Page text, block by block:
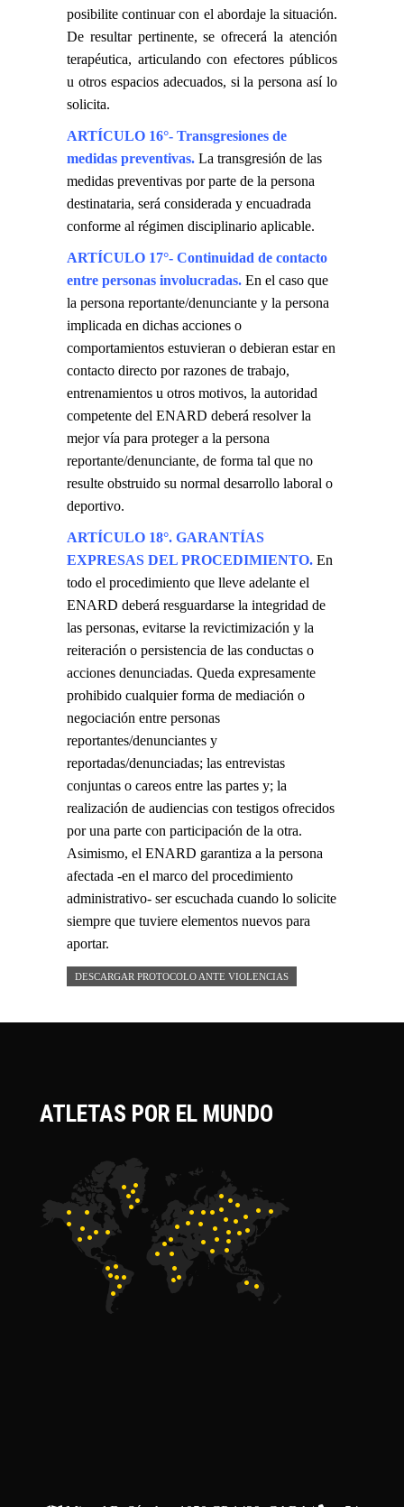
posibilite continuar con el abordaje la situación.
De resultar pertinente, se ofrecerá la atención
terapéutica, articulando con efectores públicos
u otros espacios adecuados, si la persona así lo
solicita.
ARTÍCULO 16°- Transgresiones de
medidas preventivas. La transgresión de las
medidas preventivas por parte de la persona
destinataria, será considerada y encuadrada
conforme al régimen disciplinario aplicable.
ARTÍCULO 17°- Continuidad de contacto
entre personas involucradas. En el caso que
la persona reportante/denunciante y la persona
implicada en dichas acciones o
comportamientos estuvieran o debieran estar en
contacto directo por razones de trabajo,
entrenamientos u otros motivos, la autoridad
competente del ENARD deberá resolver la
mejor vía para proteger a la persona
reportante/denunciante, de forma tal que no
resulte obstruido su normal desarrollo laboral o
deportivo.
ARTÍCULO 18°. GARANTÍAS
EXPRESAS DEL PROCEDIMIENTO. En
todo el procedimiento que lleve adelante el
ENARD deberá resguardarse la integridad de
las personas, evitarse la revictimización y la
reiteración o persistencia de las conductas o
acciones denunciadas. Queda expresamente
prohibido cualquier forma de mediación o
negociación entre personas
reportantes/denunciantes y
reportadas/denunciadas; las entrevistas
conjuntas o careos entre las partes y; la
realización de audiencias con testigos ofrecidos
por una parte con participación de la otra.
Asimismo, el ENARD garantiza a la persona
afectada -en el marco del procedimiento
administrativo- ser escuchada cuando lo solicite
siempre que tuviere elementos nuevos para
aportar.
DESCARGAR PROTOCOLO ANTE VIOLENCIAS
ATLETAS POR EL MUNDO